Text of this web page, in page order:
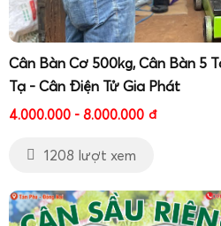
Cân Bàn Cơ 500kg, Cân Bàn 5
Tạ - Cân Điện Tử Gia Phát
4.000.000 - 8.000.000 đ
1208 lượt xem